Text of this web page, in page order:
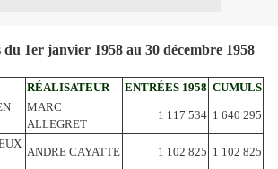
du 1er janvier 1958 au 30 décembre 1958
RÉALISATEUR ENTRÉES 1958 CUMULS
MARC
ALLEGRET
1 117 534 1 640 295
ANDRE CAYATTE 1 102 825 1 102 825